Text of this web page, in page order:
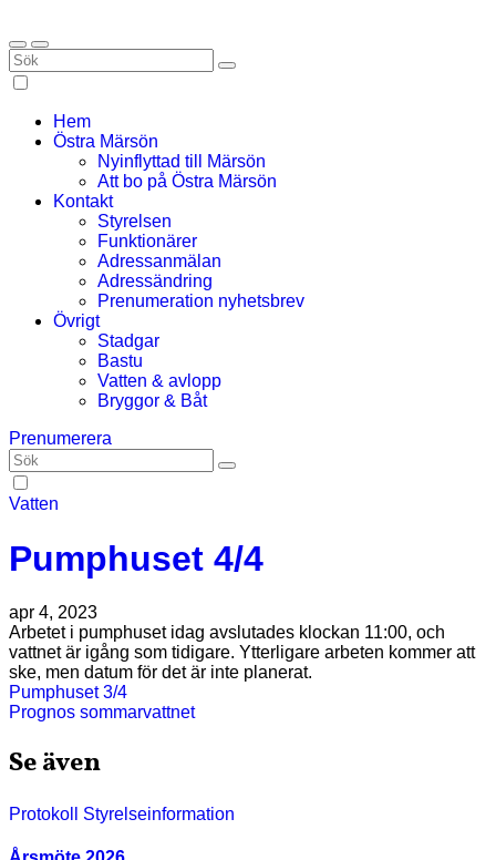
Hem
Östra Märsön
Nyinflyttad till Märsön
Att bo på Östra Märsön
Kontakt
Styrelsen
Funktionärer
Adressanmälan
Adressändring
Prenumeration nyhetsbrev
Övrigt
Stadgar
Bastu
Vatten & avlopp
Bryggor & Båt
Prenumerera
Vatten
Pumphuset 4/4
apr 4, 2023
Arbetet i pumphuset idag avslutades klockan 11:00, och
vattnet är igång som tidigare. Ytterligare arbeten kommer att
ske, men datum för det är inte planerat.
Inläggsnavigering
Pumphuset 3/4
Prognos sommarvattnet
Se även
Protokoll Styrelseinformation